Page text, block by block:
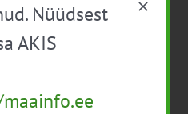
Liidu programmist
ja tugimeetmena GA nr
Nüüdsest
AKIS